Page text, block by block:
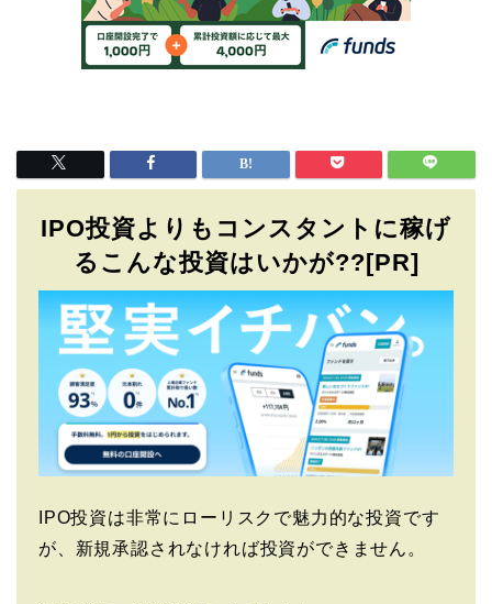
IPO投資よりもコンスタントに稼げ
るこんな投資はいかが??[PR]
IPO投資は非常にローリスクで魅力的な投資です
が、新規承認されなければ投資ができません。